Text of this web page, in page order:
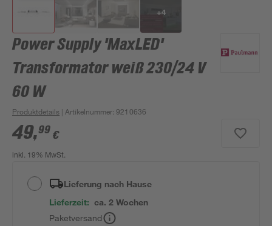
+4
Power Supply 'MaxLED'
Transformator weiß 230/24 V
60 W
Produktdetails | Artikelnummer:9210636
49,99 €
inkl. 19% MwSt.
Lieferung nach Hause
Lieferzeit: ca. 2 Wochen
Paketversand